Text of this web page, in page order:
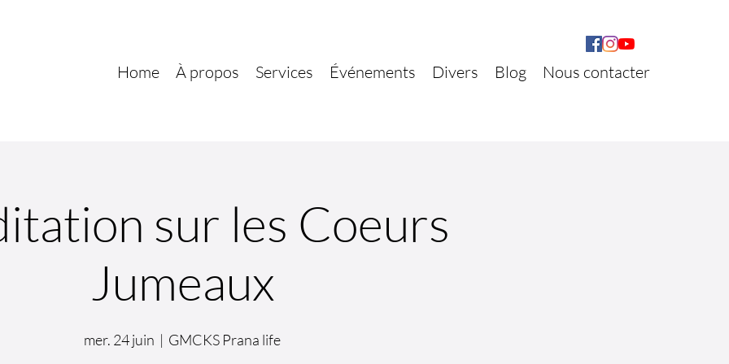
Home À propos Services Événements Divers Blog Nous contacter
sur les Coeurs
Jumeaux
mer. 24 juin
  |
GMCKS Prana life